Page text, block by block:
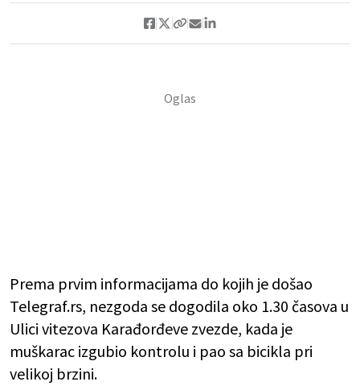
Prema prvim informacijama do kojih je došao
Telegraf.rs, nezgoda se dogodila oko 1.30 časova u
Ulici vitezova Karađorđeve zvezde, kada je
muškarac izgubio kontrolu i pao sa bicikla pri
velikoj brzini.